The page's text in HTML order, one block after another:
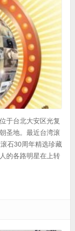
于台北大安区光复
圣地。最近台湾滚
石30周年精选珍藏
的各路明星在上转